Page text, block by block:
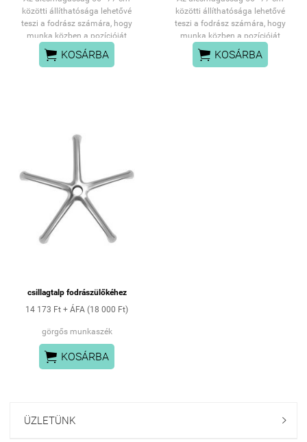
közötti állíthatósága lehetővé
teszi a fodrász számára, hogy
munka közben a pozícióját
kényelmesen igazítsa. A nyereg
alakú, deformációálló szivaccsal
mobilitást Roll Speed kerekek
biztosítják, amelyek vas maggal
és poliuretán (PU) bevonattal
rendelkeznek, ötvözve a sima
mozgást a kiemelkedő
kopásállósággal. Az ABEC-7
csapágyak használata könnyűvé
teszi az ülőke mozgatását,
jelentősen megkönnyítve a
 KOSÁRBA
közötti állíthatósága lehetővé
teszi a fodrász számára, hogy
munka közben a pozícióját
kényelmesen igazítsa. A nyereg
alakú, deformációálló szivaccsal
 KOSÁRBA
csillagtalp fodrászülőkéhez
14 173 Ft + ÁFA (18 000 Ft)
görgős munkaszék
 KOSÁRBA
ÜZLETÜNK 